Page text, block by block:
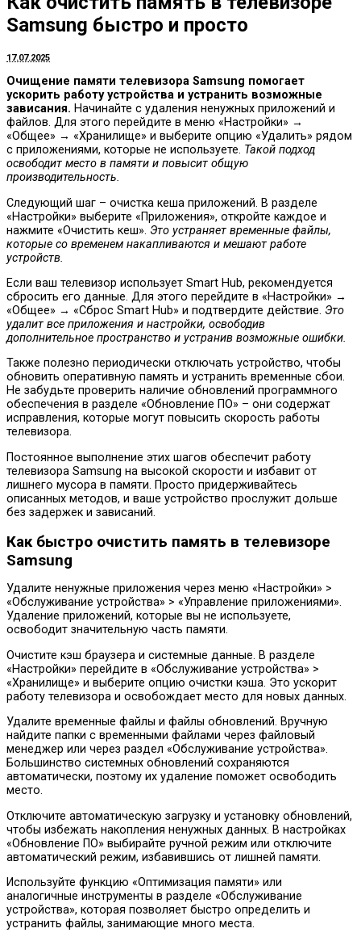
Samsung быстро и просто
17.07.2025
Очищение памяти телевизора Samsung помогает
ускорить работу устройства и устранить возможные
зависания. Начинайте с удаления ненужных приложений и
файлов. Для этого перейдите в меню «Настройки» →
«Общее» → «Хранилище» и выберите опцию «Удалить» рядом
с приложениями, которые не используете. Такой подход
освободит место в памяти и повысит общую
производительность.
Следующий шаг – очистка кеша приложений. В разделе
«Настройки» выберите «Приложения», откройте каждое и
нажмите «Очистить кеш». Это устраняет временные файлы,
которые со временем накапливаются и мешают работе
устройств.
Если ваш телевизор использует Smart Hub, рекомендуется
сбросить его данные. Для этого перейдите в «Настройки» →
«Общее» → «Сброс Smart Hub» и подтвердите действие. Это
удалит все приложения и настройки, освободив
дополнительное пространство и устранив возможные ошибки.
Также полезно периодически отключать устройство, чтобы
обновить оперативную память и устранить временные сбои.
Не забудьте проверить наличие обновлений программного
обеспечения в разделе «Обновление ПО» – они содержат
исправления, которые могут повысить скорость работы
телевизора.
Постоянное выполнение этих шагов обеспечит работу
телевизора Samsung на высокой скорости и избавит от
лишнего мусора в памяти. Просто придерживайтесь
описанных методов, и ваше устройство прослужит дольше
без задержек и зависаний.
Как быстро очистить память в телевизоре
Samsung
Удалите ненужные приложения через меню «Настройки» >
«Обслуживание устройства» > «Управление приложениями».
Удаление приложений, которые вы не используете,
освободит значительную часть памяти.
Очистите кэш браузера и системные данные. В разделе
«Настройки» перейдите в «Обслуживание устройства» >
«Хранилище» и выберите опцию очистки кэша. Это ускорит
работу телевизора и освобождает место для новых данных.
Удалите временные файлы и файлы обновлений. Вручную
найдите папки с временными файлами через файловый
менеджер или через раздел «Обслуживание устройства».
Большинство системных обновлений сохраняются
автоматически, поэтому их удаление поможет освободить
место.
Отключите автоматическую загрузку и установку обновлений,
чтобы избежать накопления ненужных данных. В настройках
«Обновление ПО» выбирайте ручной режим или отключите
автоматический режим, избавившись от лишней памяти.
Используйте функцию «Оптимизация памяти» или
аналогичные инструменты в разделе «Обслуживание
устройства», которая позволяет быстро определить и
устранить файлы, занимающие много места.